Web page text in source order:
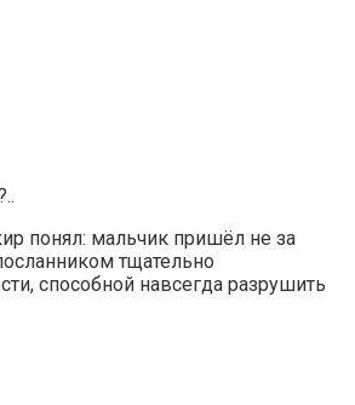
понял: мальчик пришёл не за
тщательно
способной навсегда разрушить